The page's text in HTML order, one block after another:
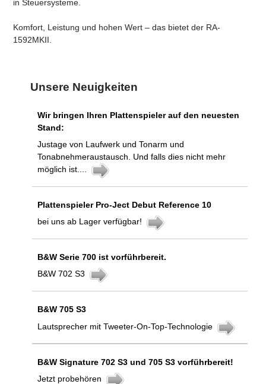
in Steuersysteme.
Komfort, Leistung und hohen Wert – das bietet der RA-
1592MKII.
Unsere Neuigkeiten
Wir bringen Ihren Plattenspieler auf den neuesten
Stand:
Justage von Laufwerk und Tonarm und
Tonabnehmeraustausch. Und falls dies nicht mehr
möglich ist....
Plattenspieler Pro-Ject Debut Reference 10
bei uns ab Lager verfügbar!
B&W Serie 700 ist vorführbereit.
B&W 702 S3
B&W 705 S3
Lautsprecher mit Tweeter-On-Top-Technologie
B&W Signature 702 S3 und 705 S3 vorführbereit!
Jetzt probehören